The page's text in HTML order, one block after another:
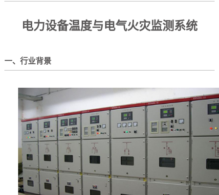
电力设备温度与电气火灾监测系统
一、行业背景